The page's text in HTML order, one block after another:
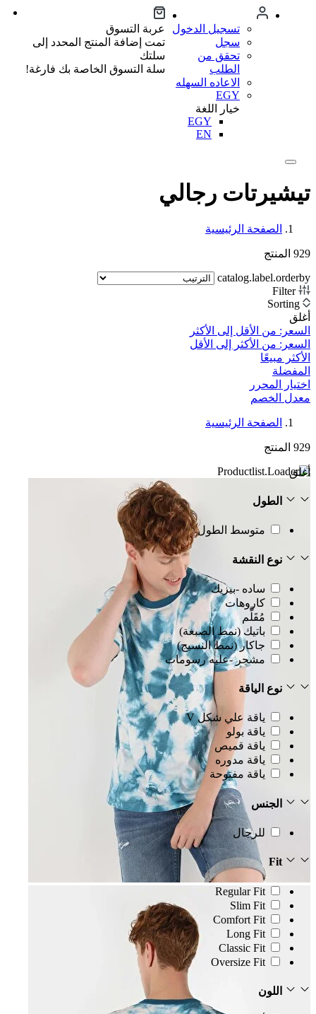
تسجيل الدخول
سجل
تحقق من
الطلب
الاعاده السهله
EGY
خيار اللغة
EGY
EN
عربة التسوق
تمت إضافة المنتج المحدد إلى
سلتك
سلة التسوق الخاصة بك فارغة!
تيشيرتات رجالي
الصفحة الرئيسية
929 المنتج
catalog.label.orderby
Filter
Sorting
أغلق
السعر: من الأقل إلى الأكثر
السعر: من الأكثر إلى الأقل
الأكثر مبيعًا
المفضلة
اختيار المحرر
معدل الخصم‎
الصفحة الرئيسية
929 المنتج
أغلق
الطول
متوسط الطول
نوع النقشة
ساده -بيزيك
كاروهات
مُقَلَّم
باتيك (نمط الصبغة)
جاكار (نمط النسيج)
مشجر -عليه رسومات
نوع الياقة
ياقة علي شكل V
ياقة بولو
ياقة قميص
ياقة مدوره
ياقة مفتوحة
الجنس
للرجال
Fit
Regular Fit
Slim Fit
Comfort Fit
Long Fit
Classic Fit
Oversize Fit
اللون